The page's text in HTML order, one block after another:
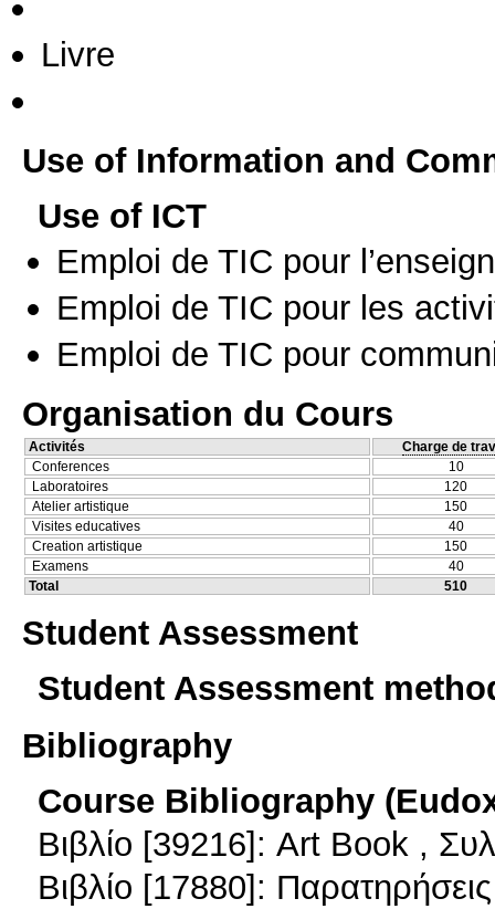
Livre
Use of Information and
Use of ICT
Emploi de TIC pour
Emploi de TIC pour les
Emploi de TIC pour
Organisation du Cours
Activités
Charge de
Conferences
10
Laboratoires
120
Atelier artistique
150
Visites educatives
40
Creation artistique
150
Examens
40
Total
510
Student Assessment
Student Assessment
Bibliography
Course Bibliography
Βιβλίο [39216]: Art Book ,
Βιβλίο [17880]: